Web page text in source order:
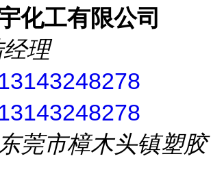
化工有限公司
理
莞市樟木头镇塑胶